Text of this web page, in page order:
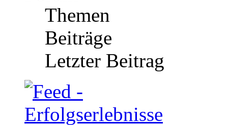
Themen
Beiträge
Letzter Beitrag